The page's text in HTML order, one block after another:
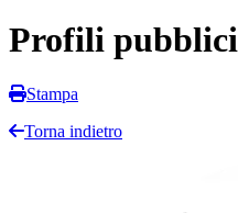
Profili pubblici
Stampa
Torna indietro